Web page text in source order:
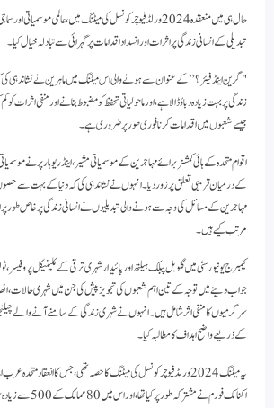
حال ہی میں منعقدہ 2024 ورلڈ فیوچر کونسل کی میٹنگ میں، عالمی
تبدیلی کے انسانی زندگی پر اثرات اور انسداد اقدامات پر گہرائی سے تبادلہ خیال کیا۔
"گرین اینڈ فیئر؟” کے عنوان سے ہونے والی اس میٹنگ میں ماہرین نے نشاندہی کی
زندگی پر بہت زیادہ دباؤ ڈالا ہے، اور ماحولیاتی تحفظ کو مضبوط بنانے اور منفی
جیسے شعبوں میں اقدامات کرنا فوری طور پر ضروری ہے۔
اقوام متحدہ کے ہائی کمشنر برائے مہاجرین کے موسمیاتی مشیر، اینڈریو ہارپر نے
کے درمیان قریبی تعلق پر زور دیا۔ انہوں نے نشاندہی کی کہ دنیا کے بہت سے
مہاجرین کے مسائل کی وجہ سے ہونے والی تبدیلیوں نے انسانی زندگی پر خاص طور پر
مرتب کیے ہیں۔
کیمبرج یونیورسٹی میں گلوبل پبلک ہیلتھ اور پائیدار شہری ترقی کے کلینیکل پروفیسر،
جواب دینے میں توجہ کے تین اہم شعبوں کی تجویز پیش کی جن میں شہری حالات،
سرگرمیوں کا منفی اثر شامل ہیں۔ انہوں نے شہری زندگی کے سامنے آنے والے
کے ذریعے واضح اہداف کا مطالبہ کیا۔
یہ میٹنگ 2024 ورلڈ فیوچر کونسل کی میٹنگ کا حصہ تھی، جس کا انعقاد
اکنامک فورم نے مشترکہ